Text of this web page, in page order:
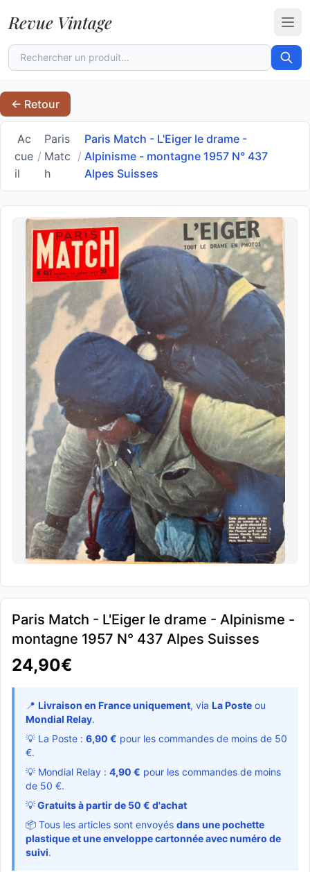
Revue Vintage
← Retour
Ac
cue
il
/
Paris
Matc
h
/
Paris Match - L'Eiger le drame -
Alpinisme - montagne 1957 N° 437
Alpes Suisses
Paris Match - L'Eiger le drame - Alpinisme -
montagne 1957 N° 437 Alpes Suisses
24,90€
📍 Livraison en France uniquement, via La Poste ou
Mondial Relay.
💡 La Poste : 6,90 € pour les commandes de moins de 50
€.
💡 Mondial Relay : 4,90 € pour les commandes de moins
de 50 €.
💡Gratuits à partir de 50 € d'achat
📦 Tous les articles sont envoyés dans une pochette
plastique et une enveloppe cartonnée avec numéro de
suivi.